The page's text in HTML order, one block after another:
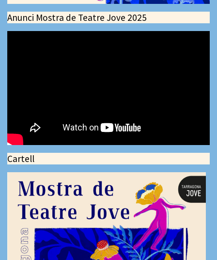
Anunci Mostra de Teatre Jove 2025
Cartell